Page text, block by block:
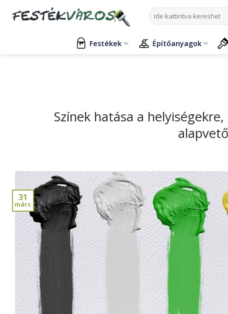
Keresés
a
Festékek Építőanyagok
Színek hatása a
31
márc